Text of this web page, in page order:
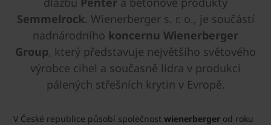
Semmelrock. Wienerberger s. r. o., je součástí
nadnárodního koncernu Wienerberger
Group, který představuje největšího světového
výrobce cihel a současně lídra v produkci
pálených střešních krytin v Evropě.
V České republice působí společnost wienerberger od roku